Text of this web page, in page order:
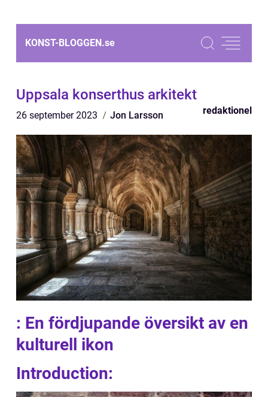
KONST-BLOGGEN.se
Uppsala konserthus arkitekt
26 september 2023 Jon Larsson redaktionel
: En fördjupande översikt av en
kulturell ikon
Introduction: